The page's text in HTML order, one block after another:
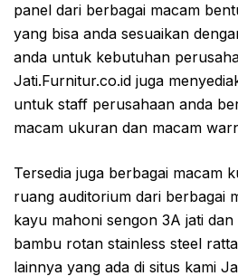
panel dari berbagai macam
yang bisa anda sesuaikan
anda untuk kebutuhan
Jati.Furnitur.co.id juga
untuk staff perusahaan anda
macam ukuran dan macam
Tersedia juga berbagai macam
ruang auditorium dari berbagai
kayu mahoni sengon 3A jati
bambu rotan stainless steel
lainnya yang ada di situs kami